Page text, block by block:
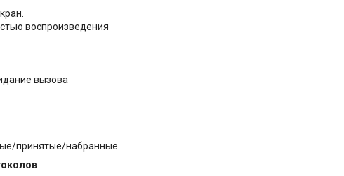
воспроизведения
вызова
принятые/набранные